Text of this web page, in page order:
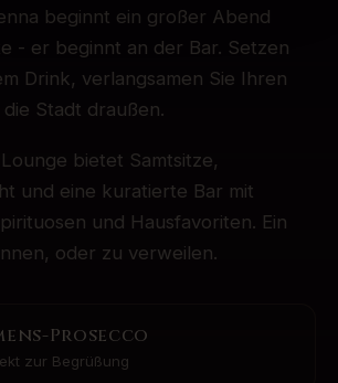
beginnt ein großer Abend
- er beginnt an der Bar. Setzen
Drink, verlangsamen Sie Ihren
die Stadt draußen.
bietet Samtsitze,
und eine kuratierte Bar mit
und Hausfavoriten. Ein
oder zu verweilen.
Prosecco
zur Begrüßung